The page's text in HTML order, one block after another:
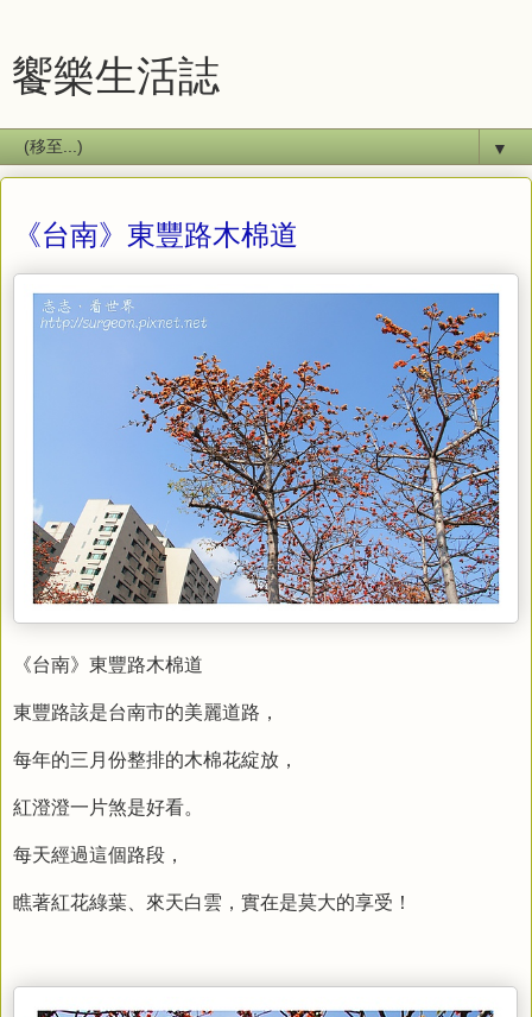
饗樂生活誌
▼
《台南》東豐路木棉道
《台南》東豐路木棉道
東豐路該是台南市的美麗道路，
每年的三月份整排的木棉花綻放，
紅澄澄一片煞是好看。
每天經過這個路段，
瞧著紅花綠葉、來天白雲，實在是莫大的享受！